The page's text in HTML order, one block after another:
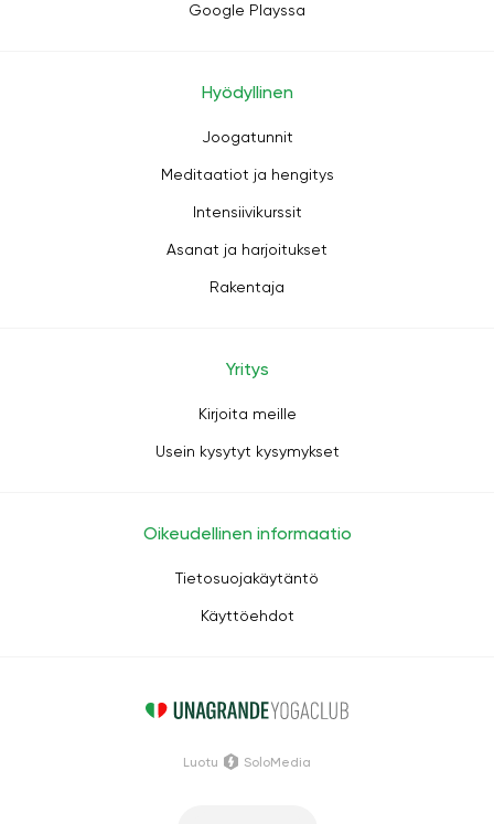
Google Playssa
Hyödyllinen
Joogatunnit
Meditaatiot ja hengitys
Intensiivikurssit
Asanat ja harjoitukset
Rakentaja
Yritys
Kirjoita meille
Usein kysytyt kysymykset
Oikeudellinen informaatio
Tietosuojakäytäntö
Käyttöehdot
Luotu SoloMedia